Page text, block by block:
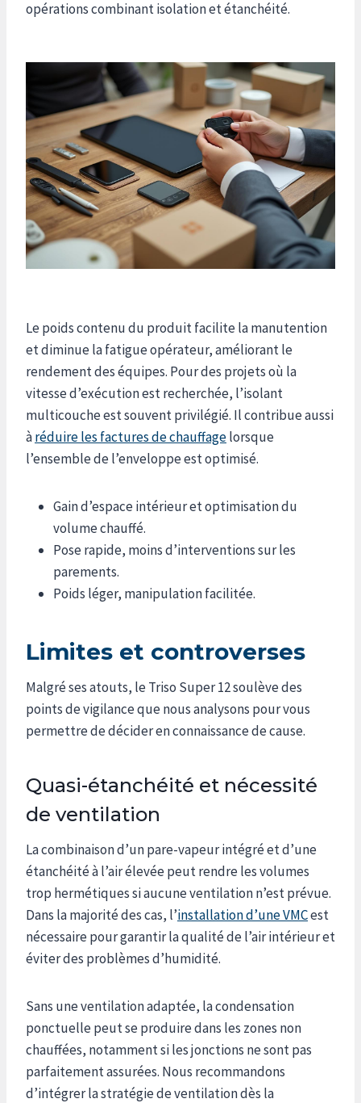
opérations combinant isolation et étanchéité.
Le poids contenu du produit facilite la manutention
et diminue la fatigue opérateur, améliorant le
rendement des équipes. Pour des projets où la
vitesse d’exécution est recherchée, l’isolant
multicouche est souvent privilégié. Il contribue aussi
àréduire les factures de chauffagelorsque
l’ensemble de l’enveloppe est optimisé.
Gain d’espace intérieur et optimisation du
volume chauffé.
Pose rapide, moins d’interventions sur les
parements.
Poids léger, manipulation facilitée.
Limites et controverses
Malgré ses atouts, le Triso Super 12 soulève des
points de vigilance que nous analysons pour vous
permettre de décider en connaissance de cause.
Quasi-étanchéité et nécessité
de ventilation
La combinaison d’un pare-vapeur intégré et d’une
étanchéité à l’air élevée peut rendre les volumes
trop hermétiques si aucune ventilation n’est prévue.
Dans la majorité des cas, l’installation d’une VMCest
nécessaire pour garantir la qualité de l’air intérieur et
éviter des problèmes d’humidité.
Sans une ventilation adaptée, la condensation
ponctuelle peut se produire dans les zones non
chauffées, notamment si les jonctions ne sont pas
parfaitement assurées. Nous recommandons
d’intégrer la stratégie de ventilation dès la